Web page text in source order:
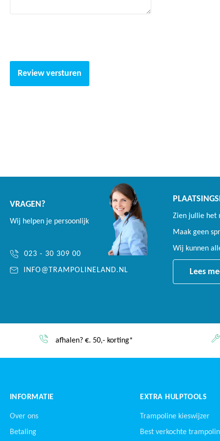
Review versturen
VRAGEN?
Wij helpen je persoonlijk
023 - 30 309 00
INFO@TRAMPOLINELAND.NL
Zien jullie het
Maak geen
Wij kunnen
Lees
Service & garantie
INFORMATIE
Over ons
Betaling
EXTRA HULPTOOLS
Trampoline kieswijzer
Best verkochte